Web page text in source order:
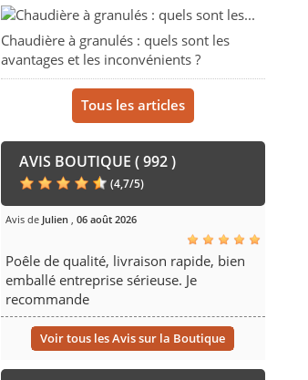
Ajouter au panier
Ajouter au
Chaudière à granulés : quels sont les
avantages et les inconvénients ?
Tous les articles
AVIS BOUTIQUE ( 992 )
(4,7/5)
Avis de Julien, 06 août 2026
Poêle de qualité, livraison rapide, bien
emballé entreprise sérieuse. Je
recommande
Voir tous les Avis sur la Boutique